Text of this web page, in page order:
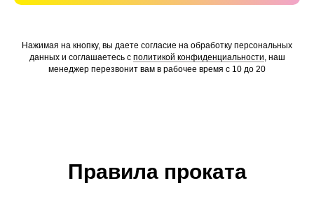
Нажимая на кнопку, вы даете согласие на обработку персональных
данных и соглашаетесь c политикой конфиденциальности, наш
менеджер перезвонит вам в рабочее время с 10 до 20
Правила проката